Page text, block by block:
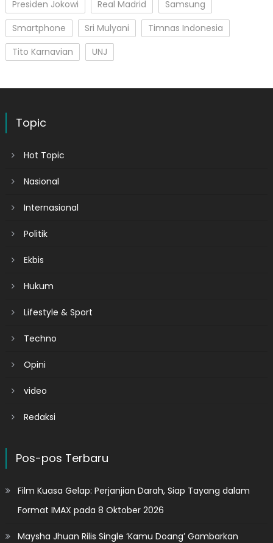
Presiden Jokowi
Real Madrid
Samsung
Smartphone
Sri Mulyani
Timnas Indonesia
Tito Karnavian
UNJ
Topic
Hot Topic
Nasional
Internasional
Politik
Ekbis
Hukum
Lifestyle & Sport
Techno
Opini
video
Redaksi
Pos-pos Terbaru
Film Kuasa Gelap: Perjanjian Darah, Siap Tayang dalam
Format IMAX pada 8 Oktober 2026
Maysha Jhuan Rilis Single ‘Kamu Doang’ Gambarkan